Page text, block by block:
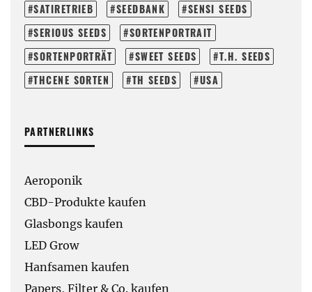
SATIRETRIEB
SEEDBANK
SENSI SEEDS
SERIOUS SEEDS
SORTENPORTRAIT
SORTENPORTRÄT
SWEET SEEDS
T.H. SEEDS
THCENE SORTEN
TH SEEDS USA
PARTNERLINKS
Aeroponik
CBD-Produkte kaufen
Glasbongs kaufen
LED Grow
Hanfsamen kaufen
Papers, Filter & Co. kaufen